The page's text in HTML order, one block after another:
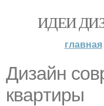
ИДЕИ
главная
Дизайн
кваpтиры